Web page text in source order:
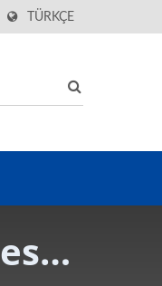
TÜRKÇE